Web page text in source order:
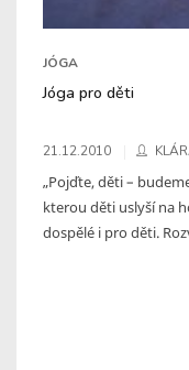
JÓGA
Jóga pro děti
21.12.2010
„Pojďte, děti –
kterou děti uslyší na
dospělé i pro děti.